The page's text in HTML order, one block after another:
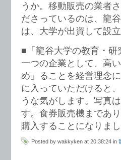
うか。移動販売の業者
ださっているのは、龍
は、大学が出資して設
■「龍谷大学の教育・
一つの企業として、高
め」ることを経営理念
に入っていただけると
うな気がします。写真
す。食券販売機まであ
購入することになりまし
Posted by wakkyken at 20:38:24 in